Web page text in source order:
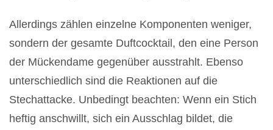
Allerdings zählen einzelne Komponenten weniger,
sondern der gesamte Duftcocktail, den eine Person
der Mückendame gegenüber ausstrahlt. Ebenso
unterschiedlich sind die Reaktionen auf die
Stechattacke. Unbedingt beachten: Wenn ein Stich
heftig anschwillt, sich ein Ausschlag bildet, die